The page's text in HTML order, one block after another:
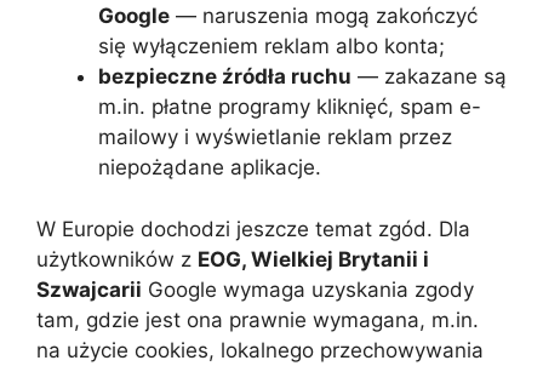
Google — naruszenia mogą zakończyć
się wyłączeniem reklam albo konta;
bezpieczne źródła ruchu — zakazane są
m.in. płatne programy kliknięć, spam e-
mailowy i wyświetlanie reklam przez
niepożądane aplikacje.
W Europie dochodzi jeszcze temat zgód. Dla
użytkowników z EOG, Wielkiej Brytanii i
Szwajcarii Google wymaga uzyskania zgody
tam, gdzie jest ona prawnie wymagana, m.in.
na użycie cookies, lokalnego przechowywania